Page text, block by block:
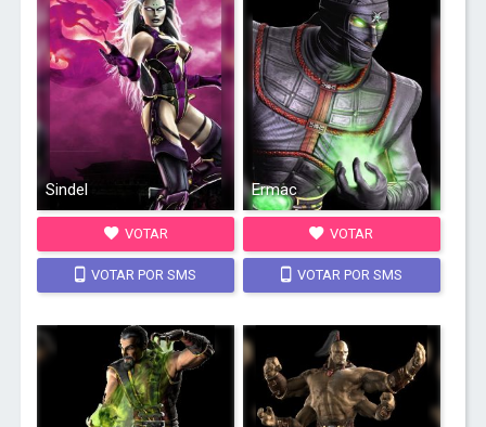
Sindel
VOTAR
VOTAR POR SMS
Ermac
VOTAR
VOTAR POR SMS